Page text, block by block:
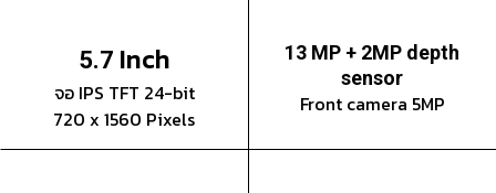
5.7 Inch
จอ IPS TFT 24-bit
720 x 1560 Pixels
13 MP + 2MP depth
sensor
Front camera 5MP